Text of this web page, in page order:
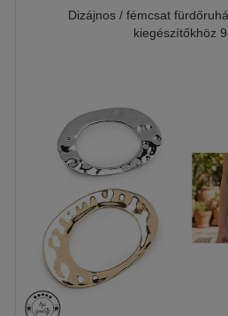
Dizájnos / fémcsat
kiegészítőkhöz